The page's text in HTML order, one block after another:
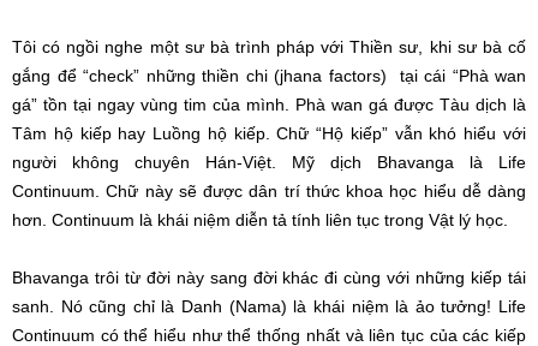
Tôi có ngồi nghe một sư bà trình pháp với Thiền sư, khi sư bà cố
gắng để “check” những thiền chi (jhana factors) tại cái “Phà wan
gá” tồn tại ngay vùng tim của mình. Phà wan gá được Tàu dịch là
Tâm hộ kiếp hay Luồng hộ kiếp. Chữ “Hộ kiếp” vẫn khó hiểu với
người không chuyên Hán-Việt. Mỹ dịch Bhavanga là Life
Continuum. Chữ này sẽ được dân trí thức khoa học hiểu dễ dàng
hơn. Continuum là khái niệm diễn tả tính liên tục trong Vật lý học.
Bhavanga trôi từ đời này sang đời khác đi cùng với những kiếp tái
sanh. Nó cũng chỉ là Danh (Nama) là khái niệm là ảo tưởng! Life
Continuum có thể hiểu như thể thống nhất và liên tục của các kiếp